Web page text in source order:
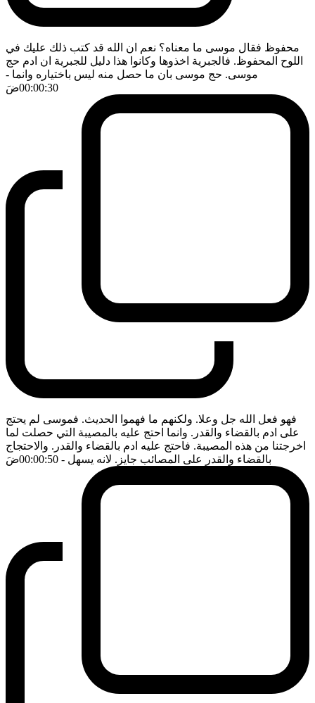
محفوظ فقال موسى ما معناه؟ نعم ان الله قد كتب ذلك عليك في
اللوح المحفوظ. فالجبرية اخذوها وكانوا هذا دليل للجبرية ان ادم حج
موسى. حج موسى بان ما حصل منه ليس باختياره وانما -
00:00:30ضَ
فهو فعل الله جل وعلا. ولكنهم ما فهموا الحديث. فموسى لم يحتج
على ادم بالقضاء والقدر. وانما احتج عليه بالمصيبة التي حصلت لما
اخرجتنا من هذه المصيبة. فاحتج عليه ادم بالقضاء والقدر. والاحتجاج
بالقضاء والقدر على المصائب جايز. لانه يسهل - 00:00:50 ضَ